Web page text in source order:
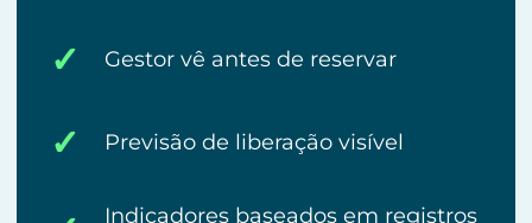
✓ Gestor vê antes de reservar
✓ Previsão de liberação visível
Indicadores baseados em registros